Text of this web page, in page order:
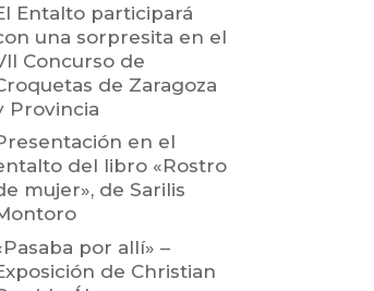
Entalto participará
una sorpresita en el
Concurso de
de Zaragoza
Provincia
en el
del libro «Rostro
mujer», de Sarilis
por allí» –
de Christian